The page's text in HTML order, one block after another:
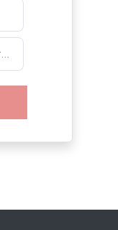
Russian Federation